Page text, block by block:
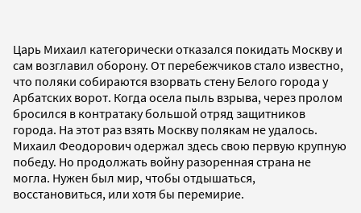
Царь Михаил категорически отказался покидать Москву и
сам возглавил оборону. От перебежчиков стало известно,
что поляки собираются взорвать стену Белого города у
Арбатских ворот. Когда осела пыль взрыва, через пролом
бросился в контратаку большой отряд защитников
города. На этот раз взять Москву полякам не удалось.
Михаил Феодорович одержал здесь свою первую крупную
победу. Но продолжать войну разоренная страна не
могла. Нужен был мир, чтобы отдышаться,
восстановиться, или хотя бы перемирие.